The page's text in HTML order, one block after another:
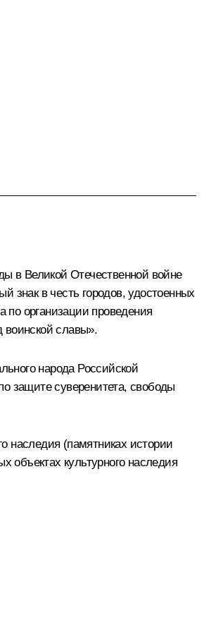
в Великой Отечественной войне
знак в честь городов, удостоенных
по организации проведения
воинской славы».
народа Российской
защите суверенитета, свободы
наследия (памятниках истории
объектах культурного наследия